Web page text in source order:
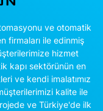
ve otomatik
firmaları ile edinmiş
hizmet
kapı sektörünün en
ve kendi imalatımız
kalite ile
ve Türkiye'de ilk